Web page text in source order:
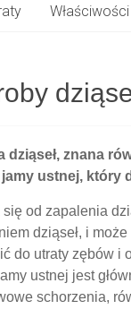
dziąseł, znana
ustnej, który
od zapalenia
dziąseł, i
do utraty zębów i
ustnej jest
schorzenia,